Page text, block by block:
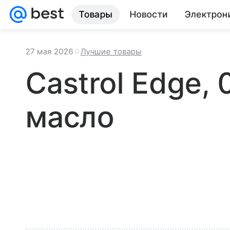
Товары Новости
27 мая 2026 Лучшие товары
Castrol Edge,
масло